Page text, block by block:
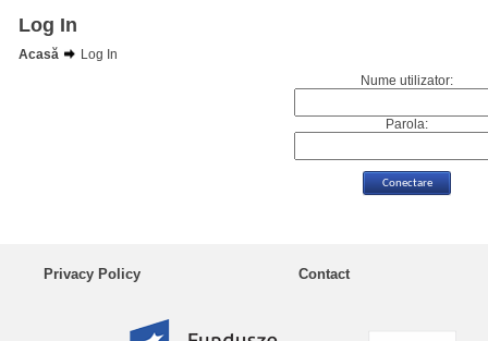
Log In
Acasă
Log In
Nume utilizator:
Parola:
Privacy Policy Contact